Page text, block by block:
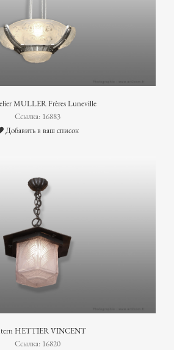
MULLER Frères Luneville
Ссылка: 16883
Добавить в ваш список
HETTIER VINCENT
Ссылка: 16820